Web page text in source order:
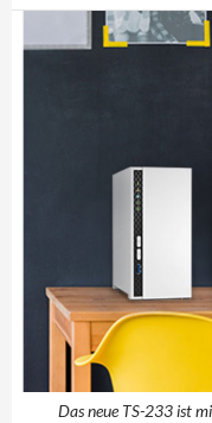
Das neue TS-233 ist